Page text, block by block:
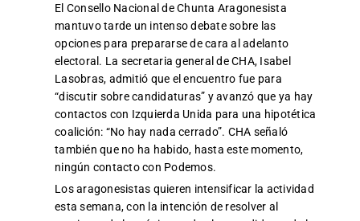
El Consello Nacional de Chunta Aragonesista
mantuvo tarde un intenso debate sobre las
opciones para prepararse de cara al adelanto
electoral. La secretaria general de CHA, Isabel
Lasobras, admitió que el encuentro fue para
“discutir sobre candidaturas” y avanzó que ya hay
contactos con Izquierda Unida para una hipotética
coalición: “No hay nada cerrado”. CHA señaló
también que no ha habido, hasta este momento,
ningún contacto con Podemos.
Los aragonesistas quieren intensificar la actividad
esta semana, con la intención de resolver al